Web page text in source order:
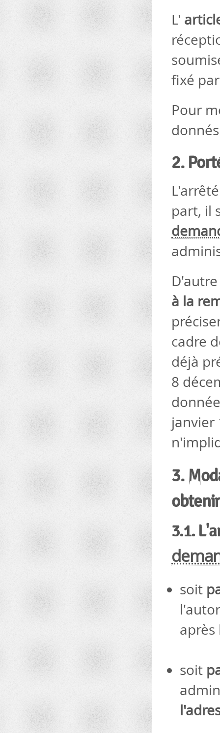
L'
fixé
Pour
2.
part, il
à la
cadre
déjà
8
janvier
3.
3.1.
soit
soit